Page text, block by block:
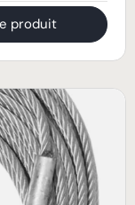
produit